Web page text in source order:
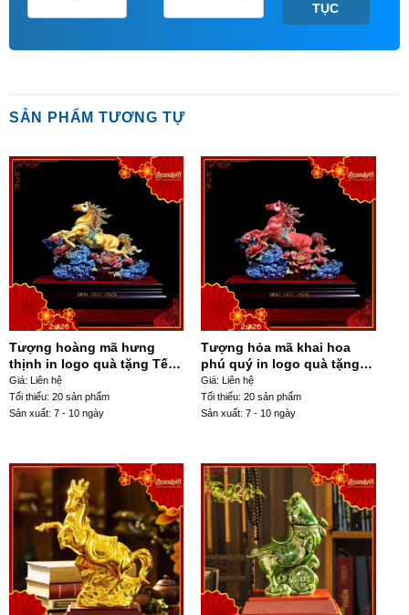
TỤC
SẢN PHẨM TƯƠNG TỰ
Tượng hoàng mã hưng
thịnh in logo quà tặng Tết
Bính Ngọ 2026 TLV-11
Giá: Liên hệ
Tối thiểu: 20 sản phẩm
Sản xuất: 7 - 10 ngày
Tượng hỏa mã khai hoa
phú quý in logo quà tặng
Tết Bính Ngọ 2026 TLV-10
Giá: Liên hệ
Tối thiểu: 20 sản phẩm
Sản xuất: 7 - 10 ngày